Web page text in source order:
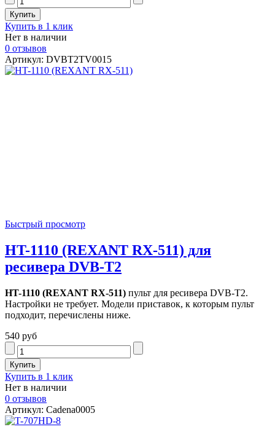
Купить в 1 клик
Нет в наличии
0 отзывов
Артикул: DVBT2TV0015
Быстрый просмотр
HT-1110 (REXANT RX-511) для
ресивера DVB-T2
HT-1110 (REXANT RX-511) пульт для ресивера DVB-T2.
Настройки не требует. Модели приставок, к которым пульт
подходит, перечислены ниже.
540 руб
Купить в 1 клик
Нет в наличии
0 отзывов
Артикул: Cadena0005